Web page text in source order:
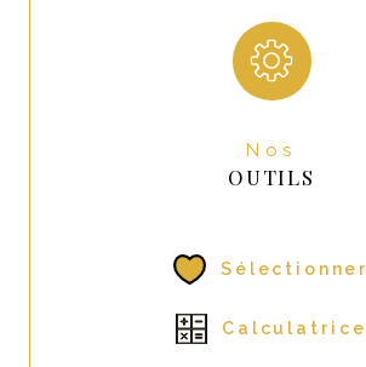
Nos
OUTILS
Sélectionner
Calculatrice